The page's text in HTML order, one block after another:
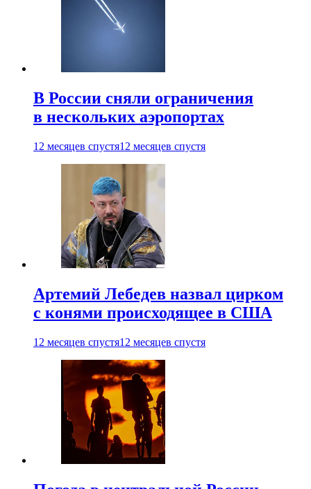
В России сняли ограничения
в нескольких аэропортах
12 месяцев спустя12 месяцев спустя
Артемий Лебедев назвал цирком
с конями происходящее в США
12 месяцев спустя12 месяцев спустя